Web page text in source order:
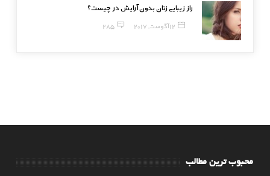
راز زیبایی زنان بدون آرایش در چیست؟
12 آگوست, 2017 285
محبوب ترین مطالب